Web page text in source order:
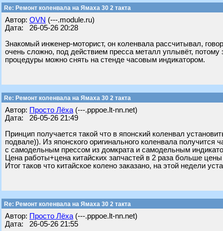
Re: Ремонт коленвала на Ямаха 30 2 такта
Автор: OVN (---.module.ru)
Дата: 26-05-26 20:28
Знакомый инженер-моторист, он коленвала рассчитывал,
очень сложно, под действием пресса металл уплывёт,
процедуры можно снять на стенде часовым индикатором.
Re: Ремонт коленвала на Ямаха 30 2 такта
Автор: Просто Лёха (---.pppoe.lt-nn.net)
Дата: 26-05-26 21:49
Принцип получается такой что в японский коленвал
подвале)). Из японского оригинального коленвала получится
с самодельным прессом из домкрата и самодельным
Цена работы+цена китайских запчастей в 2 раза больше цены
Итог таков что китайское колено заказано, на этой недели
Re: Ремонт коленвала на Ямаха 30 2 такта
Автор: Просто Лёха (---.pppoe.lt-nn.net)
Дата: 26-05-26 21:55